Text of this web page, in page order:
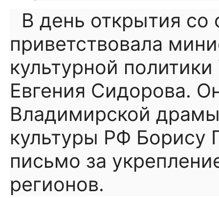
В день открытия со
приветствовала
культурной
Евгения Сидорова.
Владимирской
культуры РФ Борису
письмо за
регионов.